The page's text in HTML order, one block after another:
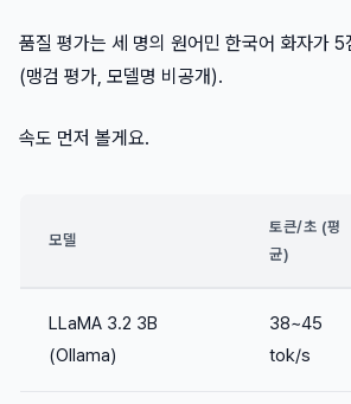
품질 평가는 세 명의 원어민 한국어 화자가
(맹검 평가, 모델명 비공개).
속도 먼저 볼게요.
모델
토큰/초 (평
균)
LLaMA 3.2 3B
(Ollama)
38~45
tok/s